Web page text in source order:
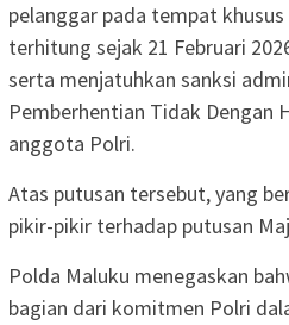
pelanggar pada tempat
terhitung sejak 21 Februari
serta menjatuhkan sanksi
Pemberhentian Tidak Dengan
anggota Polri.
Atas putusan tersebut, yang
pikir-pikir terhadap putusan
Polda Maluku menegaskan
bagian dari komitmen Polri